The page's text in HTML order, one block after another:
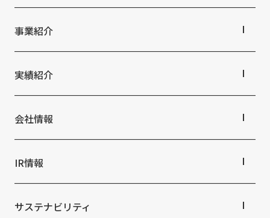
トップメッセージ
私たちの未来ビジョン2046
事業紹介
対応領域
提供サービス・ソリューション一覧
実績紹介
商業空間
パブリック空間
ビジネス空間
文化空間
会社情報
会社概要
拠点・グループ会社
オフィス紹介
IR情報
株主・投資家の皆さまへ
サステナビリティ